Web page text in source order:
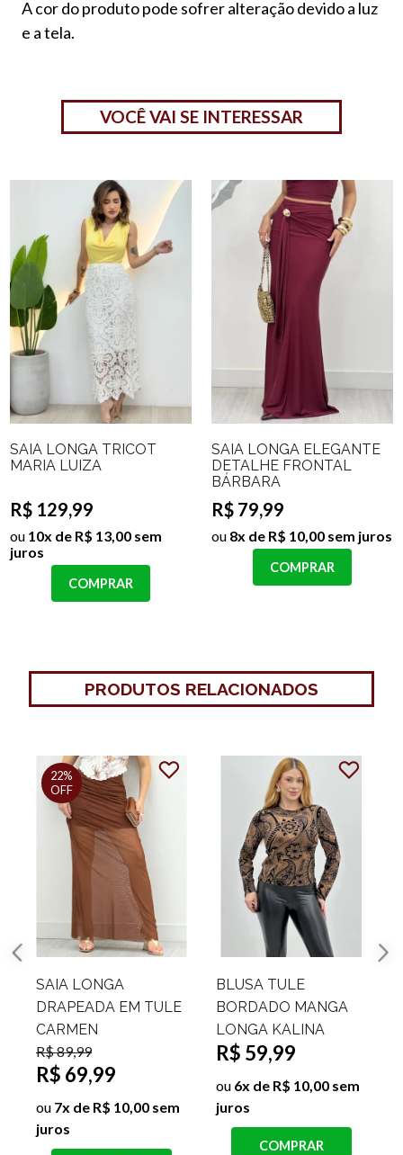
A cor do produto pode sofrer alteração devido a luz
e a tela.
VOCÊ VAI SE INTERESSAR
SAIA LONGA TRICOT
MARIA LUIZA
R$ 129,99
ou 10x de R$ 13,00 sem
juros
COMPRAR
SAIA LONGA ELEGANTE
DETALHE FRONTAL
BÁRBARA
R$ 79,99
ou 8x de R$ 10,00 sem juros
COMPRAR
PRODUTOS RELACIONADOS
BLUSA TULE
BORDADO MANGA
LONGA KALINA
R$ 59,99
ou6x de R$ 10,00 sem
juros
COMPRAR
BODY TULE MANGA
LONGA BERNADETE
R$ 49,99
ou5x de R$ 10,00 sem
juros